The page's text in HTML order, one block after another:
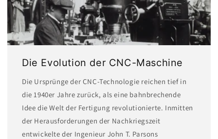
Die Evolution der CNC-Maschine
Die Ursprünge der CNC-Technologie reichen tief in
die 1940er Jahre zurück, als eine bahnbrechende
Idee die Welt der Fertigung revolutionierte. Inmitten
der Herausforderungen der Nachkriegszeit
entwickelte der Ingenieur John T. Parsons